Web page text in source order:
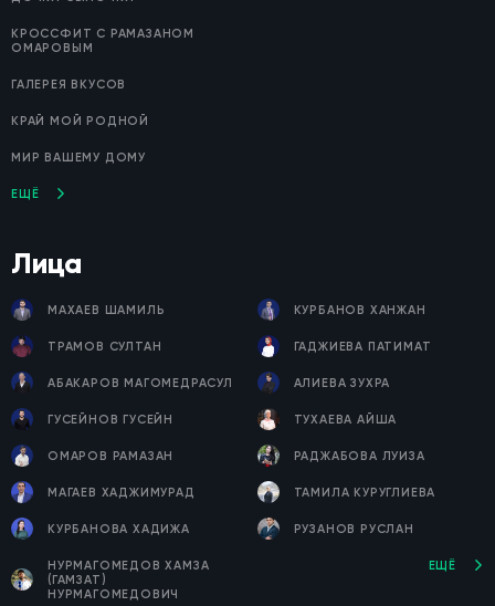
КРОССФИТ С РАМАЗАНОМ
ОМАРОВЫМ
ГАЛЕРЕЯ ВКУСОВ
КРАЙ МОЙ РОДНОЙ
МИР ВАШЕМУ ДОМУ
ЕЩЁ
Лица
МАХАЕВ ШАМИЛЬ КУРБАНОВ ХАНЖАН
ТРАМОВ СУЛТАН ГАДЖИЕВА ПАТИМАТ
АБАКАРОВ МАГОМЕДРАСУЛ АЛИЕВА ЗУХРА
ГУСЕЙНОВ ГУСЕЙН ТУХАЕВА АЙША
ОМАРОВ РАМАЗАН РАДЖАБОВА ЛУИЗА
МАГАЕВ ХАДЖИМУРАД ТАМИЛА КУРУГЛИЕВА
КУРБАНОВА ХАДИЖА РУЗАНОВ РУСЛАН
НУРМАГОМЕДОВ ХАМЗА
(ГАМЗАТ)
НУРМАГОМЕДОВИЧ
ЕЩЁ